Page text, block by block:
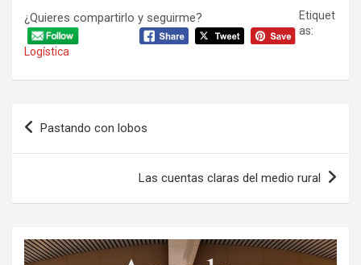
¿Quieres compartirlo y seguirme?
Etiquet
as:
Logística
Navegación
de
Pastando con lobos
Las cuentas claras del medio rural